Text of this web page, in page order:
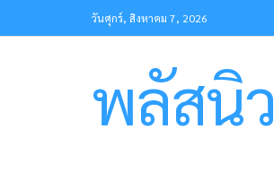
วันศุกร์, สิงหาคม 7, 2026
พลัสนิ